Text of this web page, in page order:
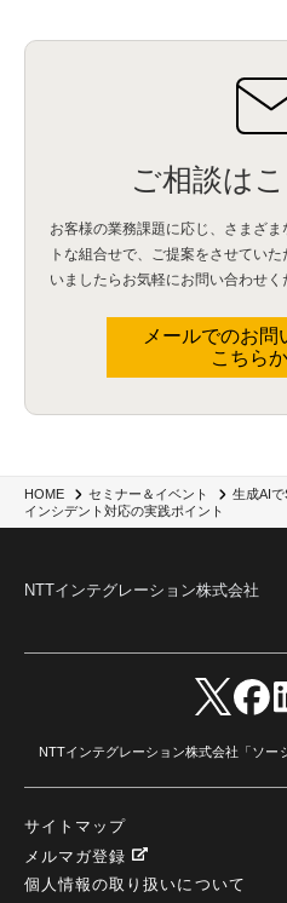
HOME セミナー＆イベント
生成AI
インシデント対応の実践ポイント
ご相談は
お客様の業務課題に応じ、さまざ
トな組合せで、
ご提案をさせてい
いましたらお気軽にお問い合わせく
メールでのお問
こちら
NTTインテグレーション株式会社
NTTインテグレーション株式会社「ソー
サイトマップ
メルマガ登録
個人情報の取り扱いについて